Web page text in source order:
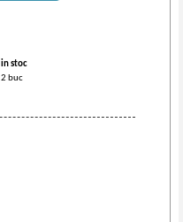
in stoc
2 buc